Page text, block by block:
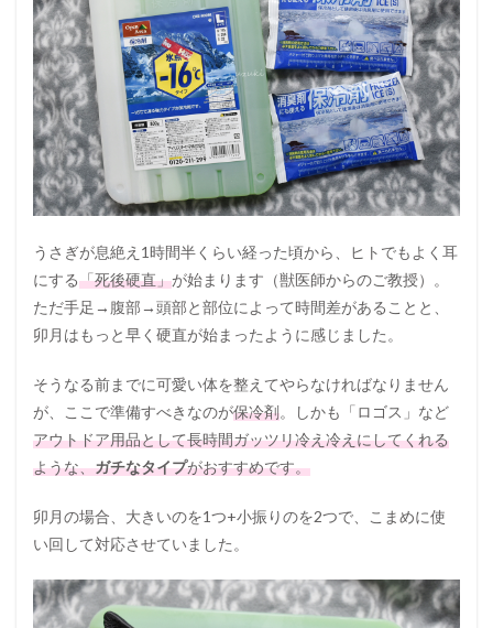
うさぎが息絶え1時間半くらい経った頃から、ヒトでもよく耳
にする「死後硬直」が始まります（獣医師からのご教授）。
ただ手足→腹部→頭部と部位によって時間差があることと、
卯月はもっと早く硬直が始まったように感じました。
そうなる前までに可愛い体を整えてやらなければなりません
が、ここで準備すべきなのが保冷剤。しかも「ロゴス」など
アウトドア用品として長時間ガッツリ冷え冷えにしてくれる
ような、ガチなタイプがおすすめです。
卯月の場合、大きいのを1つ+小振りのを2つで、こまめに使
い回して対応させていました。